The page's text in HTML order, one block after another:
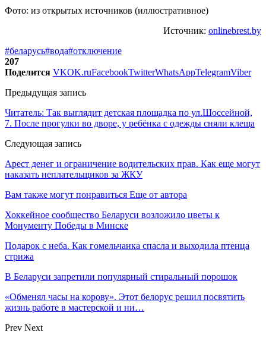
Фото: из открытых источников (иллюстративное)
Источник: onlinebrest.by
#беларусь#вода#отключение
207
Поделится VKOK.ruFacebookTwitterWhatsAppTelegramViber
Предыдущая запись
Читатель: Так выглядит детская площадка по ул.Шоссейной,
7. После прогулки во дворе, у ребёнка с одежды сняли клеща
Следующая запись
Арест денег и ограничение водительских прав. Как еще могут
наказать неплательщиков за ЖКУ
Вам также могут понравиться Еще от автора
Хоккейное сообщество Беларуси возложило цветы к
Монументу Победы в Минске
Подарок с неба. Как гомельчанка спасла и выходила птенца
стрижа
В Беларуси запретили популярный стиральный порошок
«Обменял часы на корову». Этот белорус решил посвятить
жизнь работе в мастерской и ни…
Prev Next